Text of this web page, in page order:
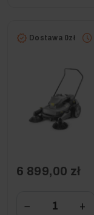
Dostawa 0zł
6 899,00 zł
− +